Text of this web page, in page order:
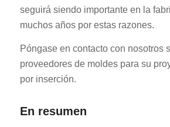
seguirá siendo importante en la
muchos años por estas razones.
Póngase en contacto con nosotros
proveedores de moldes para su
por inserción.
En resumen